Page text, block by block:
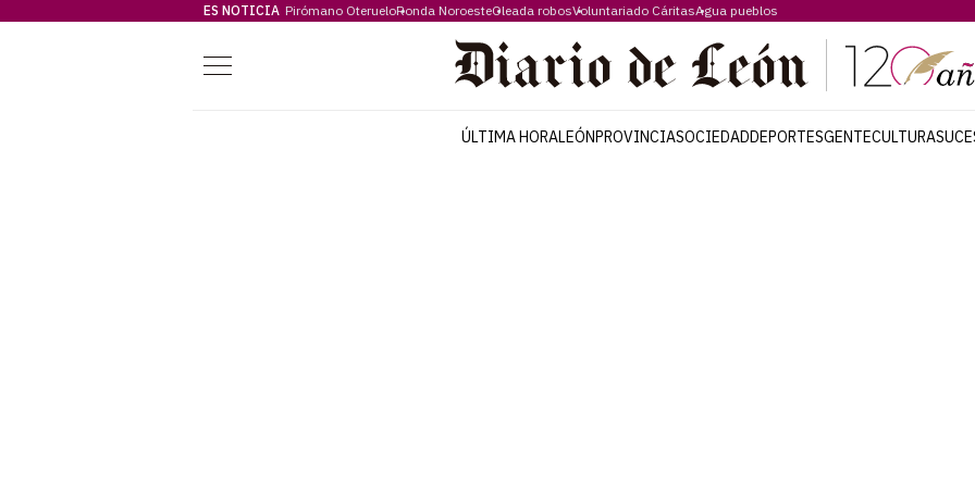
ES NOTICIA Pirómano OterueloRonda NoroesteOleada robosVoluntariado CáritasAgua pueblos
Menú
ÚLTIMA HORALEÓNPROVINCIASOCIEDADDEPORTESGENTECULTURA